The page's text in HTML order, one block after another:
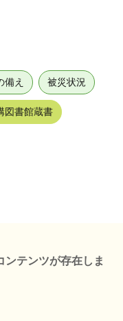
備え 被災状況
図書館蔵書
ンテンツが存在しま